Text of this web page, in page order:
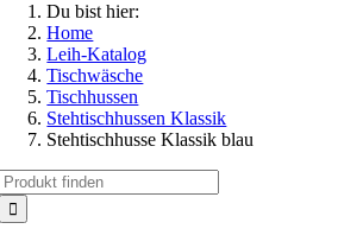
Du bist hier:
Home
Leih-Katalog
Tischwäsche
Tischhussen
Stehtischhussen Klassik
Stehtischhusse Klassik blau